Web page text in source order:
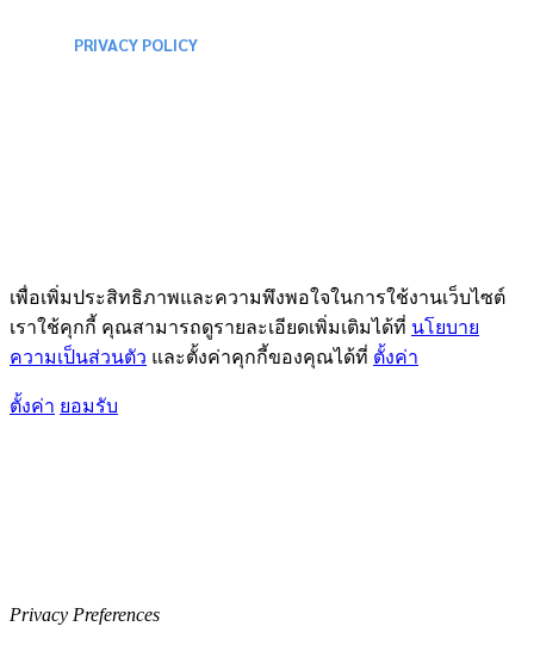
PRIVACY POLICY
เพื่อเพิ่มประสิทธิภาพและความพึงพอใจในการใช้งานเว็บไซต์
เราใช้คุกกี้ คุณสามารถดูรายละเอียดเพิ่มเติมได้ที่ นโยบาย
ความเป็นส่วนตัว และตั้งค่าคุกกี้ของคุณได้ที่ ตั้งค่า
ตั้งค่า ยอมรับ
Privacy Preferences